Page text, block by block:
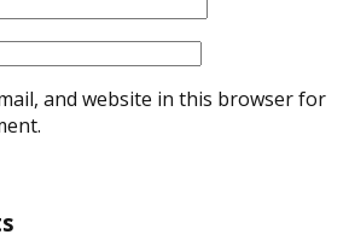
and website in this browser for